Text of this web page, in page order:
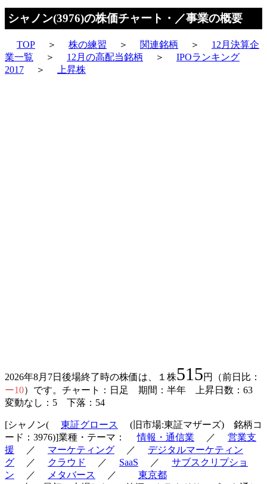
シャノン(3976)の株価チャート・／事業の概要
TOP ＞ 株の練習 ＞ 関連銘柄 ＞
12月決算企
業一覧
＞ 12月の高配当銘柄 ＞
IPOランキング
2017
＞ 上昇株
2026年8月7日後場終了時の株価は、１株515円（前日比：
ー10）です。チャート：日足 期間：半年 上昇日数：63
変動なし：5 下落：54
[シャノン( 東証グロース
(旧市場:東証マザーズ) 銘柄コ
ード：3976)]業種・テーマ：
情報・通信業 ／
営業支
援
／ マーケティング ／
デジタルマーケティン
グ
／ クラウド ／ SaaS ／
サブスクリプショ
ン
／ メタバース ／
東京都